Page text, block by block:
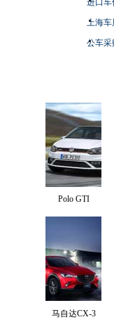
上海
公车采
Polo GTI
马自达CX-3